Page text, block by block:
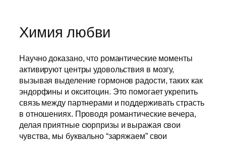
Химия любви
Научно доказано, что романтические моменты
активируют центры удовольствия в мозгу,
вызывая выделение гормонов радости, таких как
эндорфины и окситоцин. Это помогает укрепить
связь между партнерами и поддерживать страсть
в отношениях. Проводя романтические вечера,
делая приятные сюрпризы и выражая свои
чувства, мы буквально “заряжаем” свои